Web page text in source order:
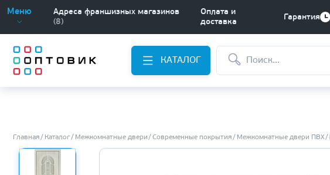
Меню
Адреса франшизных магазинов
(8)
Оплата и
доставка
Гарантия
КАТАЛОГ
Главная Каталог Межкомнатные двери Современные покрытия Межкомнатные двери ПВХ